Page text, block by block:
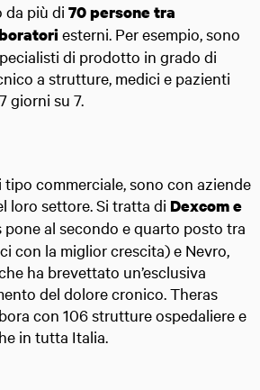
da più di 70 persone tra
esterni. Per esempio, sono
di prodotto in grado di
a strutture, medici e pazienti
giorni su 7.
commerciale, sono con aziende
loro settore. Si tratta di Dexcom e
pone al secondo e quarto posto tra
con la miglior crescita) e Nevro,
ha brevettato un’esclusiva
del dolore cronico. Theras
con 106 strutture ospedaliere e
in tutta Italia.